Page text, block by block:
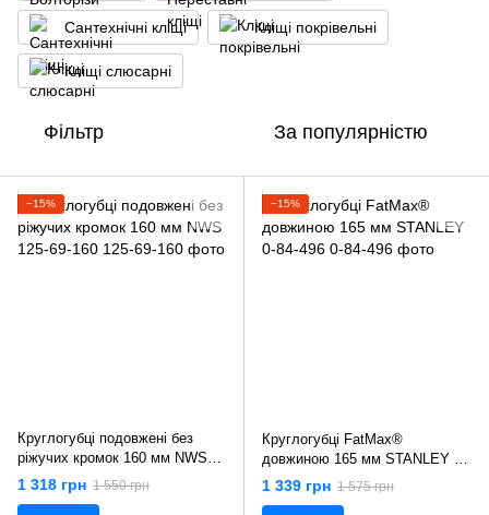
Сантехнічні кліщі Кліщі покрівельні
Кліщі слюсарні
Фільтр За популярністю
−15%
Круглогубці подовжені без
ріжучих кромок 160 мм NWS
125-69-160
1 318 грн 1 550 грн
−15%
Круглогубці FatMax®
довжиною 165 мм STANLEY 0-
84-496
1 339 грн 1 575 грн